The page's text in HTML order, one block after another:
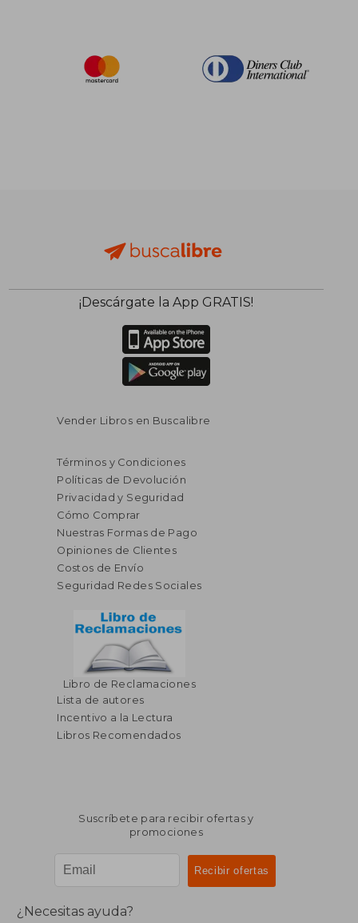
¡Descárgate la App GRATIS!
Vender Libros en Buscalibre
Términos y Condiciones
Políticas de Devolución
Privacidad y Seguridad
Cómo Comprar
Nuestras Formas de Pago
Opiniones de Clientes
Costos de Envío
Seguridad Redes Sociales
Libro de Reclamaciones
Lista de autores
Incentivo a la Lectura
Libros Recomendados
Suscríbete para recibir ofertas y
promociones
¿Necesitas ayuda?